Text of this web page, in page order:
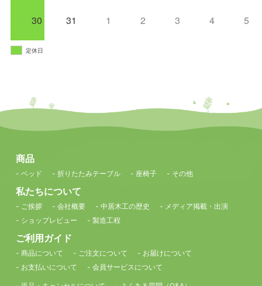
30 31 1 2 3 4 5
定休日
商品
- ベッド - 折りたたみテーブル - 座椅子 - その他
私たちについて
- ご挨拶 - 会社概要 - 中居木工の歴史
- メディア掲載・出演
- ショップレビュー
- 製造工程
ご利用ガイド
- 商品について - ご注文について
- お届けについて
- お支払いについて
- 会員サービスについて